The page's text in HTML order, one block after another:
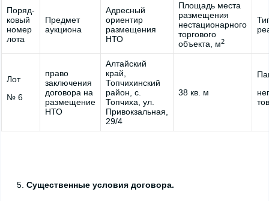
Поряд-
ковый
номер
лота
Предмет
аукциона
Адресный
ориентир
размещения
НТО
Площадь места
размещения
нестационарного
торгового
объекта, м2
Лот
№ 6
право
заключения
договора на
размещение
НТО
Алтайский
край,
Топчихинский
район, с.
Топчиха, ул.
Привокзальная,
29/4
38 кв. м
Существенные условия договора.